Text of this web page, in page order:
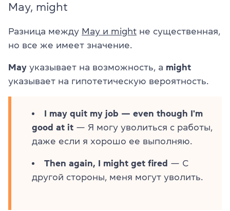
May, might
Разница между May и might не существенная,
но все же имеет значение.
May указывает на возможность, а might
указывает на гипотетическую вероятность.
I may quit my job — even though I'm
good at it — Я могу уволиться с работы,
даже если я хорошо ее выполняю.
Then again, I might get fired — С
другой стороны, меня могут уволить.